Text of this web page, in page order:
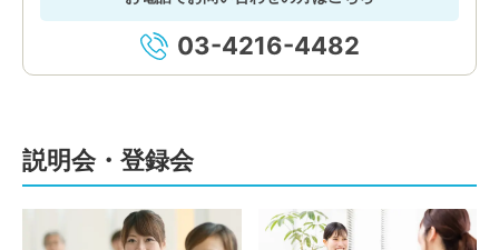
03-4216-4482
説明会・登録会